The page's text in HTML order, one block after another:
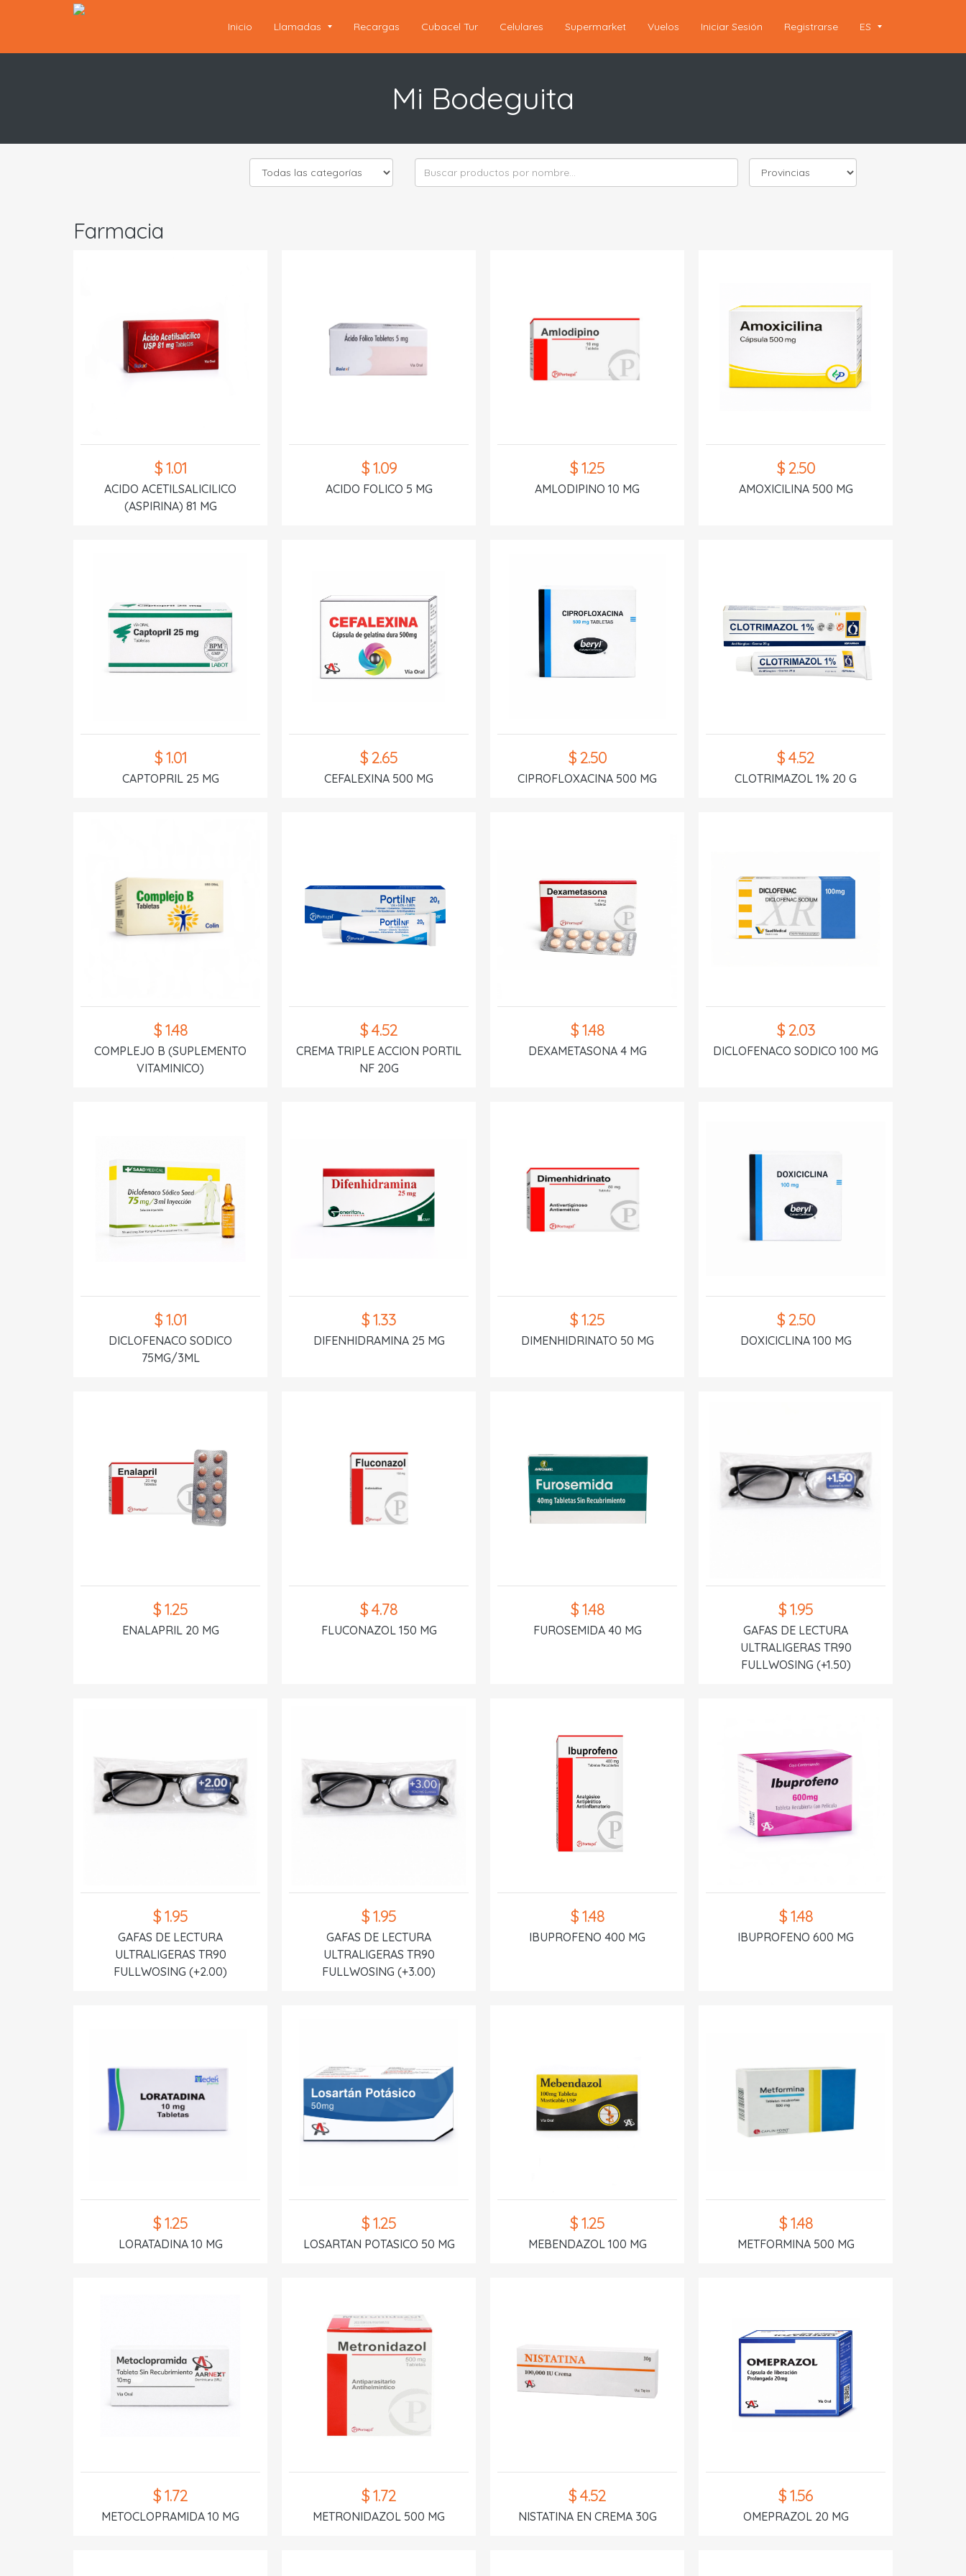
Inicio Llamadas Recargas Cubacel Tur Celulares Supermarket Vuelos Iniciar Sesión Registrarse ES
Mi Bodeguita
Farmacia
$ 1.01
ACIDO ACETILSALICILICO
(ASPIRINA) 81 MG
$ 1.09
ACIDO FOLICO 5 MG
$ 1.25
AMLODIPINO 10 MG
$ 2.50
AMOXICILINA 500 MG
$ 1.01
CAPTOPRIL 25 MG
$ 2.65
CEFALEXINA 500 MG
$ 2.50
CIPROFLOXACINA 500 MG
$ 4.52
CLOTRIMAZOL 1% 20 G
$ 1.48
COMPLEJO B (SUPLEMENTO
VITAMINICO)
$ 4.52
CREMA TRIPLE ACCION PORTIL
NF 20G
$ 1.48
DEXAMETASONA 4 MG
$ 2.03
DICLOFENACO SODICO 100 MG
$ 1.01
DICLOFENACO SODICO
75MG/3ML
$ 1.33
DIFENHIDRAMINA 25 MG
$ 1.25
DIMENHIDRINATO 50 MG
$ 2.50
DOXICICLINA 100 MG
$ 1.25
ENALAPRIL 20 MG
$ 4.78
FLUCONAZOL 150 MG
$ 1.48
FUROSEMIDA 40 MG
$ 1.95
GAFAS DE LECTURA
ULTRALIGERAS TR90
FULLWOSING (+1.50)
$ 1.95
GAFAS DE LECTURA
ULTRALIGERAS TR90
FULLWOSING (+2.00)
$ 1.95
GAFAS DE LECTURA
ULTRALIGERAS TR90
FULLWOSING (+3.00)
$ 1.48
IBUPROFENO 400 MG
$ 1.48
IBUPROFENO 600 MG
$ 1.25
LORATADINA 10 MG
$ 1.25
LOSARTAN POTASICO 50 MG
$ 1.25
MEBENDAZOL 100 MG
$ 1.48
METFORMINA 500 MG
$ 1.72
METOCLOPRAMIDA 10 MG
$ 1.72
METRONIDAZOL 500 MG
$ 4.52
NISTATINA EN CREMA 30G
$ 1.56
OMEPRAZOL 20 MG